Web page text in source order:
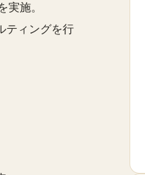
実施。
ティングを行